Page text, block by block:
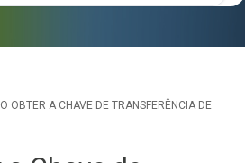
OBTER A CHAVE DE TRANSFERÊNCIA DE